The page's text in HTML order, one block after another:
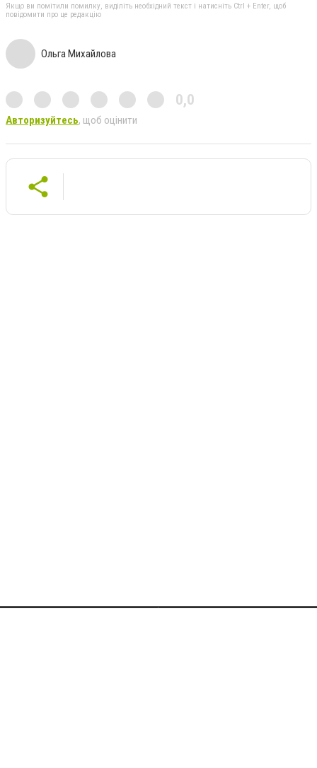
Якщо ви помітили помилку, виділіть необхідний текст і натисніть Ctrl + Enter, щоб
повідомити про це редакцію
Ольга Михайлова
0,0
Авторизуйтесь, щоб оцінити